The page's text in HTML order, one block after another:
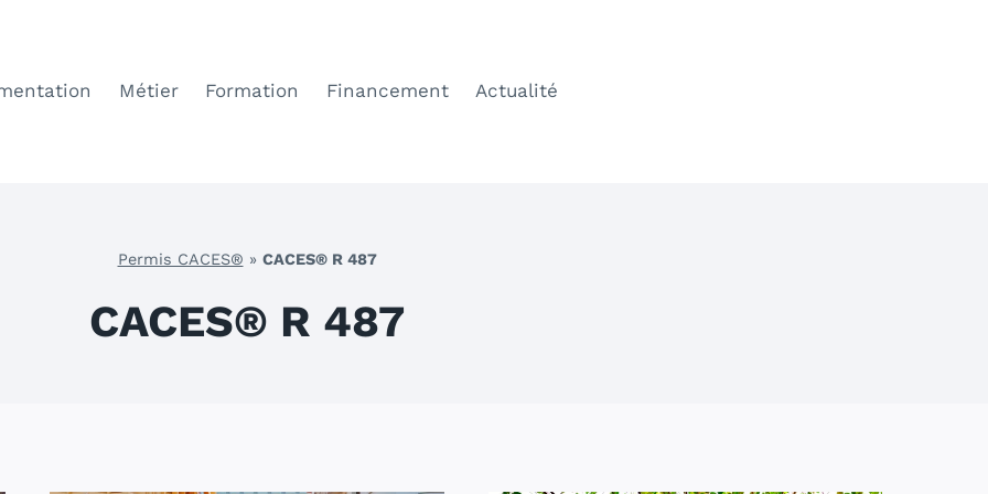
Métier Formation Financement Actualité
Permis CACES® » CACES® R 487
CACES® R 487